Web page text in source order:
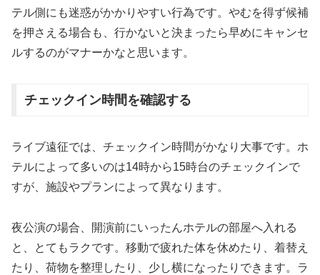
テル側にも迷惑がかかりやすい行為です。やむを得ず候補
を押さえる場合も、行かないと決まったら早めにキャンセ
ルするのがマナーかなと思います。
チェックイン時間を確認する
ライブ遠征では、チェックイン時間がかなり大事です。ホ
テルによって多いのは14時から15時台のチェックインで
すが、施設やプランによって異なります。
夜公演の場合、開演前にいったんホテルの部屋へ入れる
と、とてもラクです。移動で疲れた体を休めたり、着替え
たり、荷物を整理したり、少し横になったりできます。ラ